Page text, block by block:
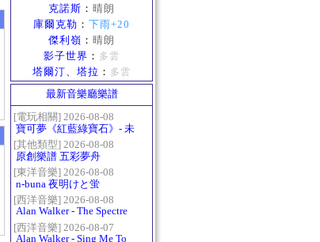
克諾斯 ： 晴朗
庫爾克勒 ： 下雨+20
傑利嶺 ： 晴朗
影子世界 ： 多雲
塔爾汀、塔拉 ： 多雲
最新音樂廳樂譜
[電玩相關] 2026-08-08
寶可夢《紅藍綠寶石》- 未
白鎮BGM (Littleroot Town)
[其他類型] 2026-08-08
原創樂譜 五彩夢舟
[東洋音樂] 2026-08-08
n-buna 夜明けと蛍
[西洋音樂] 2026-08-08
Alan Walker - The Spectre
[西洋音樂] 2026-08-07
Alan Walker - Sing Me To